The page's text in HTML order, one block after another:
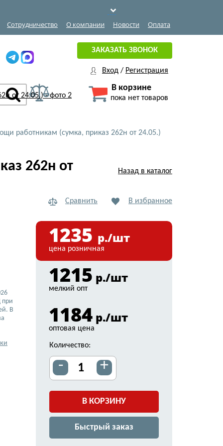
Сотрудничество О компании Новости Оплата
ЗАКАЗАТЬ ЗВОНОК
Вход / Регистрация
В корзине
пока нет товаров
работникам (сумка, приказ 262н от 24.05.)
262н от
Назад в каталог
Сравнить В избранное
при
В
1235 р./шт
цена розничная
1215 р./шт
мелкий опт
1184 р./шт
оптовая цена
Количество:
- +
В КОРЗИНУ
Быстрый заказ